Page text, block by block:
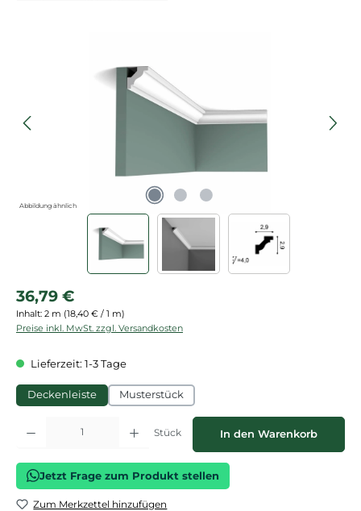
Abbildung ähnlich
Regulärer Preis:
36,79 €
Inhalt: 2 m (18,40 € / 1 m)
Preise inkl. MwSt. zzgl. Versandkosten
Lieferzeit: 1-3 Tage
Deckenleiste Musterstück
Produkt Anzahl: Gib den gewünschten Wert ein oder benutze die
Stück In den Warenkorb
Jetzt Frage zum Produkt stellen
Zum Merkzettel hinzufügen